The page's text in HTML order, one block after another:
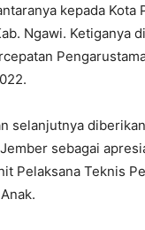
kepada Kota
Ngawi. Ketiganya
selanjutnya
sebagai
Pelaksana Teknis